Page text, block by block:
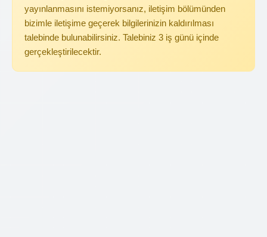
yayınlanmasını istemiyorsanız, iletişim bölümünden
bizimle iletişime geçerek bilgilerinizin kaldırılması
talebinde bulunabilirsiniz. Talebiniz 3 iş günü içinde
gerçekleştirilecektir.